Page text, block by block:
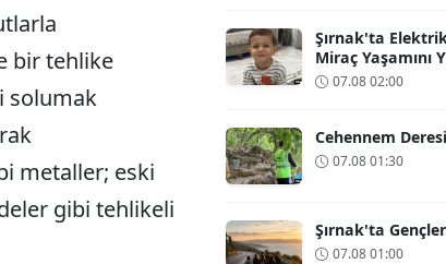
bir tehlike
solumak
metaller; eski
gibi tehlikeli
Şırnak'ta
Miraç Yaşamını
07.08 02:00
Cehennem
07.08 01:30
Şırnak'ta
07.08 01:00